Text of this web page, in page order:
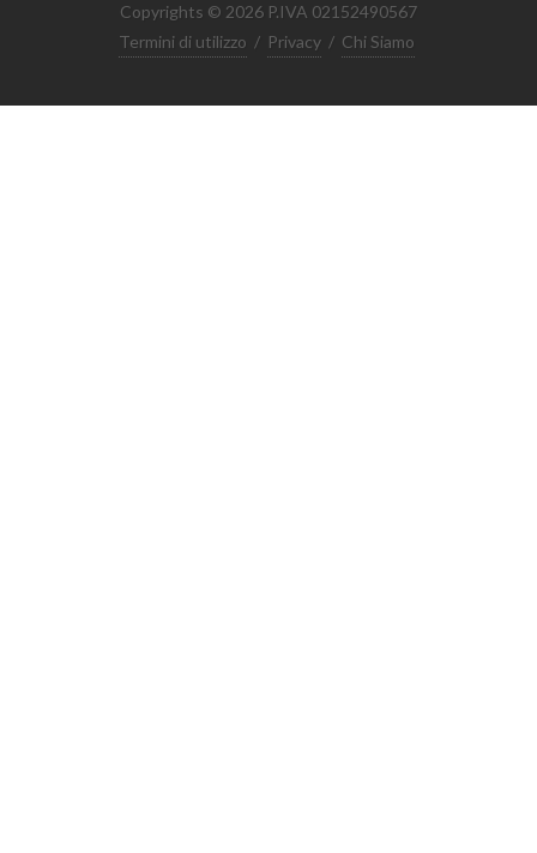
Copyrights © 2026 P.IVA 02152490567
Termini di utilizzo / Privacy / Chi Siamo